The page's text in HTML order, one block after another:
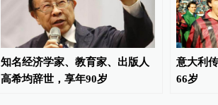
知名经济学家、教育家、出版人
高希均辞世，享年90岁
意大利
66岁